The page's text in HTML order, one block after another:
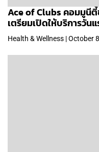
Ace of Clubs คอมมูนี
เตรียมเปิดให้บริการวัน
Health & Wellness | October